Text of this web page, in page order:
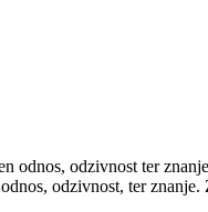
odzivnost, ter